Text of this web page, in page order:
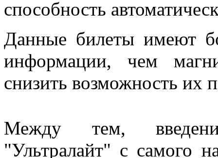
способность
Данные билеты имеют
информации, чем
снизить возможность их
Между тем,
"Ультралайт" с самого